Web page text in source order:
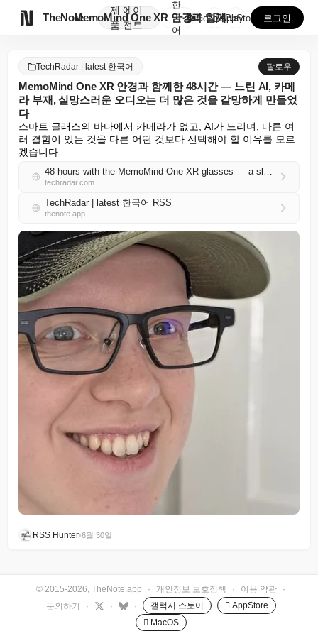
TheNote
제
품
에이
전트
MemoMind One XR 안경과 함께한 48시간 —...
한
국
어
GooglePlay
AppStore 로그인
TechRadar | latest 한국어 팔로우
MemoMind One XR 안경과 함께한 48시간 — 느린 AI, 카메
라 부재, 실망스러운 오디오는 더 많은 것을 갈망하게 만들었
다
스마트 글래스의 바다에서 카메라가 없고, AI가 느리며, 다른 여
러 결함이 있는 것을 다른 어떤 것보다 선택해야 할 이유를 모르
겠습니다.
48 hours with the MemoMind One XR glasses — a slow AI, lack of a camera, and disappointing audio left me desperate for more
techradar.com
TechRadar | latest 한국어 RSS
thenote.app
RSS Hunter•6월 30일
© 2015-2026, TheNote.app · 개인정보 보호정책 · 이용 약관
·
문의하기
· · · 갤럭시 스토어
 AppStore
 MacOS